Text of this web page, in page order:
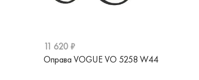
11 620 ₽
Оправа VOGUE VO 5258 W44